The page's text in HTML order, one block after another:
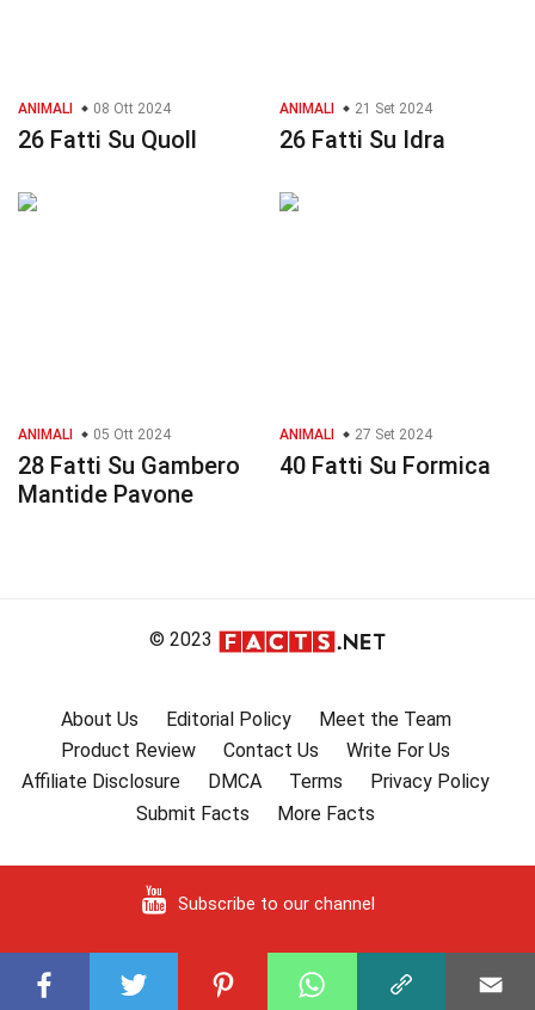
ANIMALI 08 Ott 2024
26 Fatti Su Quoll
ANIMALI 21 Set 2024
26 Fatti Su Idra
ANIMALI 05 Ott 2024
28 Fatti Su Gambero
Mantide Pavone
ANIMALI 27 Set 2024
40 Fatti Su Formica
© 2023
About Us Editorial Policy
Meet the Team
Product Review
Contact Us
Write For Us
Affiliate Disclosure
DMCA Terms
Privacy Policy
Submit Facts
More Facts
Subscribe to our channel